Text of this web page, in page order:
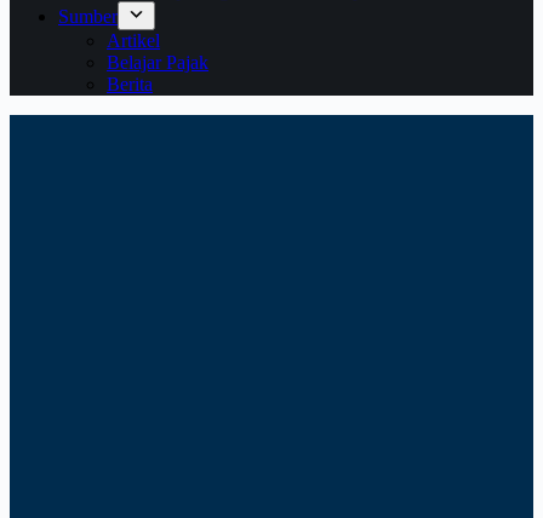
Sumber
Artikel
Belajar Pajak
Berita